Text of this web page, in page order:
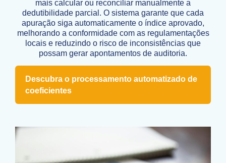
mais calcular ou reconciliar manualmente a
dedutibilidade parcial. O sistema garante que cada
apuração siga automaticamente o índice aprovado,
melhorando a conformidade com as regulamentações
locais e reduzindo o risco de inconsistências que
possam gerar apontamentos de auditoria.
Descubra o processamento automatizado de
coeficientes